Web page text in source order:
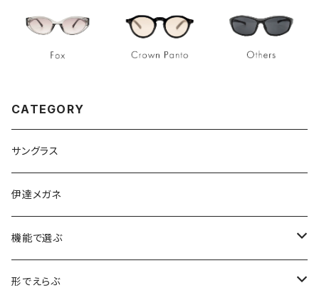
CATEGORY
サングラス
伊達メガネ
機能で選ぶ
偏光レンズ
形でえらぶ